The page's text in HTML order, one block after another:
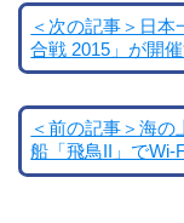
＜次の記事＞日
合戦 2015」が開催
＜前の記事＞海
船「飛鳥II」でWi-